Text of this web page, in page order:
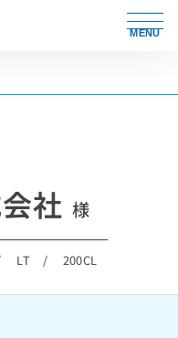
MENU
社 様
LT 200CL